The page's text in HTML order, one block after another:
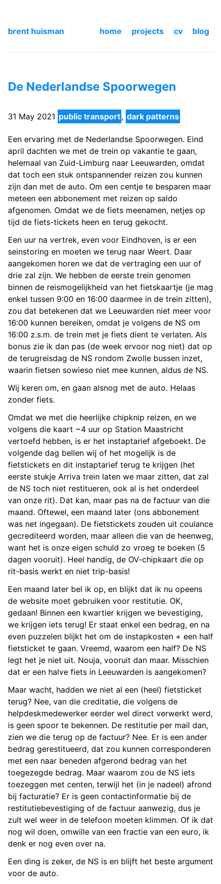
brent huisman home projects cv blog
De Nederlandse Spoorwegen
31 May 2021 public transport, dark patterns
Een ervaring met de Nederlandse Spoorwegen. Eind
april dachten we met de trein op vakantie te gaan,
helemaal van Zuid-Limburg naar Leeuwarden, omdat
dat toch een stuk ontspannender reizen zou kunnen
zijn dan met de auto. Om een centje te besparen maar
meteen een abbonement met reizen op saldo
afgenomen. Omdat we de fiets meenamen, netjes op
tijd de fiets-tickets heen en terug gekocht.
Een uur na vertrek, even voor Eindhoven, is er een
seinstoring en moeten we terug naar Weert. Daar
aangekomen horen we dat de vertraging een uur of
drie zal zijn. We hebben de eerste trein genomen
binnen de reismogelijkheid van het fietskaartje (je mag
enkel tussen 9:00 en 16:00 daarmee in de trein zitten),
zou dat betekenen dat we Leeuwarden niet meer voor
16:00 kunnen bereiken, omdat je volgens de NS om
16:00 z.s.m. de trein met je fiets dient te verlaten. Als
bonus zie ik dan pas (de week ervoor nog niet) dat op
de terugreisdag de NS rondom Zwolle bussen inzet,
waarin fietsen sowieso niet mee kunnen, aldus de NS.
Wij keren om, en gaan alsnog met de auto. Helaas
zonder fiets.
Omdat we met die heerlijke chipknip reizen, en we
volgens die kaart ~4 uur op Station Maastricht
vertoefd hebben, is er het instaptarief afgeboekt. De
volgende dag bellen wij of het mogelijk is de
fietstickets en dit instaptarief terug te krijgen (het
eerste stukje Arriva trein laten we maar zitten, dat zal
de NS toch niet restitueren, ook al is het onderdeel
van onze rit). Dat kan, maar pas na de factuur van die
maand. Oftewel, een maand later (ons abbonement
was net ingegaan). De fietstickets zouden uit coulance
gecrediteerd worden, maar alleen die van de heenweg,
want het is onze eigen schuld zo vroeg te boeken (5
dagen vooruit). Heel handig, de OV-chipkaart die op
rit-basis werkt en niet trip-basis!
Een maand later bel ik op, en blijkt dat ik nu opeens
de website moet gebruiken voor restitutie. OK,
gedaan! Binnen een kwartier krijgen we bevestiging,
we krijgen iets terug! Er staat enkel een bedrag, en na
even puzzelen blijkt het om de instapkosten + een half
fietsticket te gaan. Vreemd, waarom een half? De NS
legt het je niet uit. Nouja, vooruit dan maar. Misschien
dat er een halve fiets in Leeuwarden is aangekomen?
Maar wacht, hadden we niet al een (heel) fietsticket
terug? Nee, van die creditatie, die volgens de
helpdeskmedewerker eerder wel direct verwerkt werd,
is geen spoor te bekennen. De restitutie per mail dan,
zien we die terug op de factuur? Nee. Er is een ander
bedrag gerestitueerd, dat zou kunnen corresponderen
met een naar beneden afgerond bedrag van het
toegezegde bedrag. Maar waarom zou de NS iets
toezeggen met centen, terwijl het (in je nadeel) afrond
bij facturatie? Er is geen contactinformatie bij de
restitutiebevestiging of de factuur aanwezig, dus je
zult wel weer in de telefoon moeten klimmen. Of ik dat
nog wil doen, omwille van een fractie van een euro, ik
denk er nog even over na.
Een ding is zeker, de NS is en blijft het beste argument
voor de auto.